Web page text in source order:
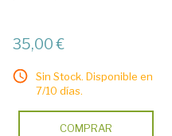
35,00 €
Sin Stock. Disponible en
7/10 días.
COMPRAR